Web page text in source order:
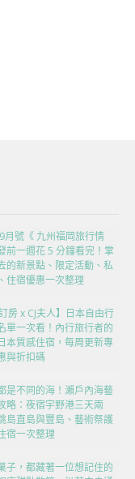
月號《 九州福岡旅行情
前一週花 5 分鐘看完！掌
的新景點、限定活動、私
住宿優惠一次整理
房 x CJ夫人】日本自由行
單一次看！內行旅行者的
本質感住宿，每周更新專
與折扣碼
是不同的海！瀨戶內海藝
略：夜宿宇野港三天兩
島直島與豐島、藝術祭護
宿一次整理
子，都藏著一位想記住的